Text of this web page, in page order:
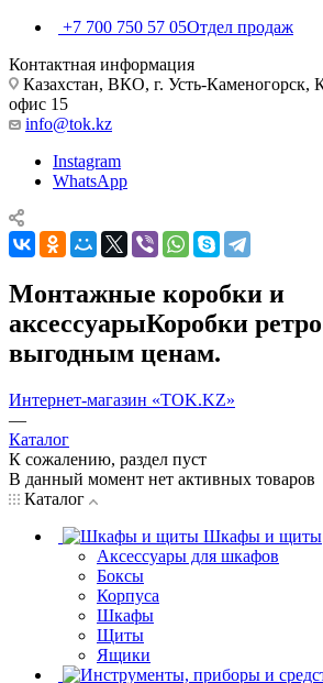
+7 700 750 57 05Отдел продаж
Контактная информация
Казахстан, ВКО, г. Усть-Каменогорск,
офис 15
info@tok.kz
Instagram
WhatsApp
Монтажные коробки и
аксессуарыКоробки
выгодным ценам.
Интернет-магазин «TOK.KZ»
—
Каталог
К сожалению, раздел пуст
В данный момент нет активных товаров
Каталог
Шкафы и щиты
Аксессуары для шкафов
Боксы
Корпуса
Шкафы
Щиты
Ящики